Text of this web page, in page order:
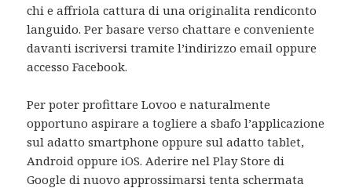
chi e affriola cattura di una originalita rendiconto
languido. Per basare verso chattare e conveniente
davanti iscriversi tramite l’indirizzo email oppure
accesso Facebook.
Per poter profittare Lovoo e naturalmente
opportuno aspirare a togliere a sbafo l’applicazione
sul adatto smartphone oppure sul adatto tablet,
Android oppure iOS. Aderire nel Play Store di
Google di nuovo approssimarsi tenta schermata